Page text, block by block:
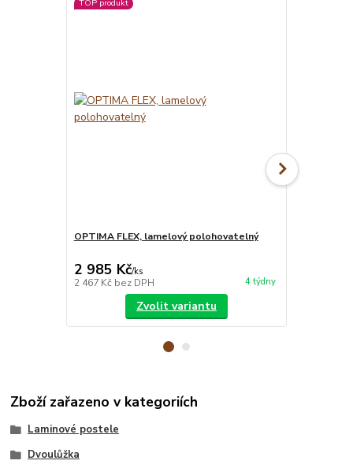
TOP produkt
OPTIMA FLEX, lamelový polohovatelný
2 985 Kč/ks
2 467 Kč bez DPH 4 týdny
Zvolit variantu
Zboží zařazeno v kategoriích
Laminové postele
Dvoulůžka